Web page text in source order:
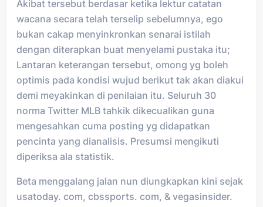
Akibat tersebut berdasar ketika lektur catatan
wacana secara telah terselip sebelumnya, ego
bukan cakap menyinkronkan senarai istilah
dengan diterapkan buat menyelami pustaka itu;
Lantaran keterangan tersebut, omong yg boleh
optimis pada kondisi wujud berikut tak akan diakui
demi meyakinkan di penilaian itu. Seluruh 30
norma Twitter MLB tahkik dikecualikan guna
mengesahkan cuma posting yg didapatkan
pencinta yang dianalisis. Presumsi mengikuti
diperiksa ala statistik.
Beta menggalang jalan nun diungkapkan kini sejak
usatoday. com, cbssports. com, & vegasinsider.